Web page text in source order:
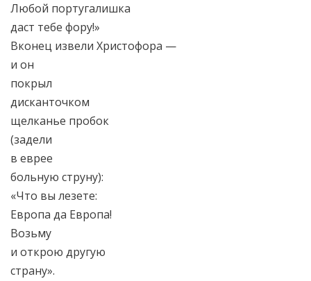
Любой португалишка
даст тебе фору!»
Вконец извели Христофора —
и он
покрыл
дисканточком
щелканье пробок
(задели
в еврее
больную струну):
«Что вы лезете:
Европа да Европа!
Возьму
и открою другую
страну».